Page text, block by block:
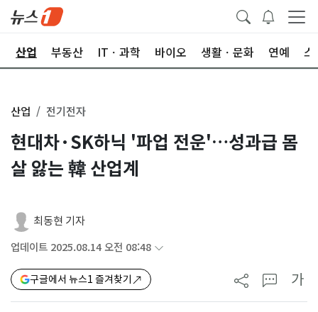
산업 부동산 ITㆍ과학 바이오 생활ㆍ문화 연예 스
산업 전기전자
현대차·SK하닉 '파업 전운'…성과급 몸
살 앓는 韓 산업계
최동현 기자
업데이트 2025.08.14 오전 08:48
구글에서 뉴스1 즐겨찾기 가